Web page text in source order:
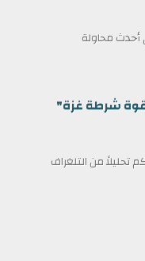
أحدث محاولة
قوة شرطة غزة"
الثامن عشر من فبراير/شباط 2026، نعرض لكم تحليلاً من التلغراف